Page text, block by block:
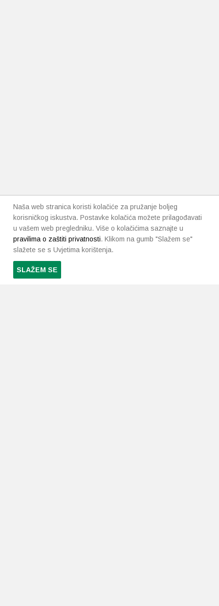
Naša web stranica koristi kolačiće za pružanje boljeg
korisničkog iskustva. Postavke kolačića možete prilagođavati
u vašem web pregledniku. Više o kolačićima saznajte u
pravilima o zaštiti privatnosti. Klikom na gumb "Slažem se"
slažete se s Uvjetima korištenja.
SLAŽEM SE